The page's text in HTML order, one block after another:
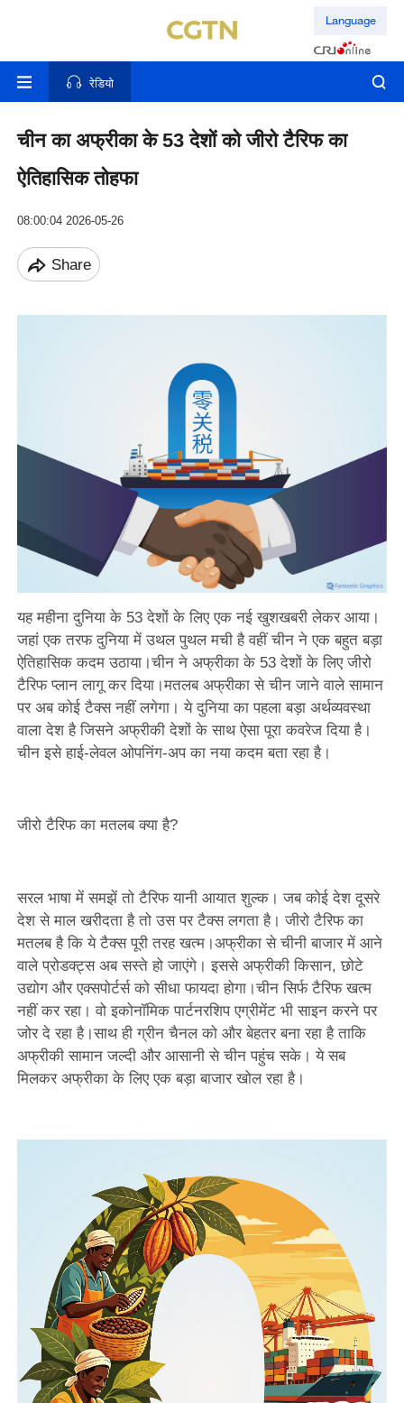
Language
रेडियो
चीन का अफ्रीका के 53 देशों को जीरो टैरिफ का
ऐतिहासिक तोहफा
08:00:04 2026-05-26
Share
यह महीना दुनिया के 53 देशों के लिए एक नई खुशखबरी लेकर आया।
जहां एक तरफ दुनिया में उथल पुथल मची है वहीं चीन ने एक बहुत बड़ा
ऐतिहासिक कदम उठाया।चीन ने अफ्रीका के 53 देशों के लिए जीरो
टैरिफ प्‍लान लागू कर दिया।मतलब अफ्रीका से चीन जाने वाले सामान
पर अब कोई टैक्स नहीं लगेगा। ये दुनिया का पहला बड़ा अर्थव्यवस्था
वाला देश है जिसने अफ्रीकी देशों के साथ ऐसा पूरा कवरेज दिया है।
चीन इसे हाई-लेवल ओपनिंग-अप का नया कदम बता रहा है।
जीरो टैरिफ का मतलब क्या है?
सरल भाषा में समझें तो टैरिफ यानी आयात शुल्क। जब कोई देश दूसरे
देश से माल खरीदता है तो उस पर टैक्स लगता है। जीरो टैरिफ का
मतलब है कि ये टैक्स पूरी तरह खत्म।अफ्रीका से चीनी बाजार में आने
वाले प्रोडक्ट्स अब सस्ते हो जाएंगे। इससे अफ्रीकी किसान, छोटे
उद्योग और एक्सपोर्टर्स को सीधा फायदा होगा।चीन सिर्फ टैरिफ खत्म
नहीं कर रहा। वो इकोनॉमिक पार्टनरशिप एग्रीमेंट भी साइन करने पर
जोर दे रहा है।साथ ही ग्रीन चैनल को और बेहतर बना रहा है ताकि
अफ्रीकी सामान जल्दी और आसानी से चीन पहुंच सके। ये सब
मिलकर अफ्रीका के लिए एक बड़ा बाजार खोल रहा है।